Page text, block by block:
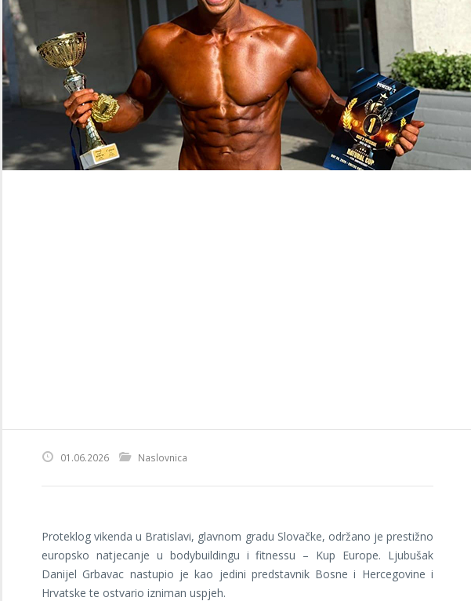
01.06.2026 Naslovnica
Proteklog vikenda u Bratislavi, glavnom gradu Slovačke, održano je prestižno
europsko natjecanje u bodybuildingu i fitnessu – Kup Europe. Ljubušak
Danijel Grbavac nastupio je kao jedini predstavnik Bosne i Hercegovine i
Hrvatske te ostvario izniman uspjeh.